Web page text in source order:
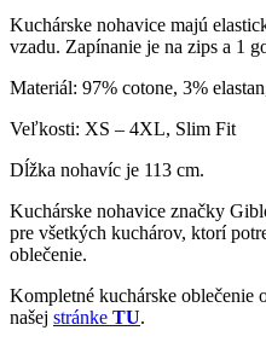
Kuchárske nohavice majú
vzadu. Zapínanie je na zips a 1
Materiál: 97% cotone, 3%
Veľkosti: XS – 4XL, Slim Fit
Dĺžka nohavíc je 113 cm.
Kuchárske nohavice značky
pre všetkých kuchárov, ktorí
oblečenie.
Kompletné kuchárske oblečenie
našej stránke TU.